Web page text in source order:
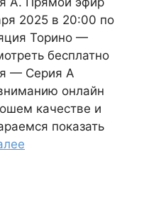
2025 в 20:00 по
Торино —
бесплатно
— Серия А
онлайн
качестве и
показать